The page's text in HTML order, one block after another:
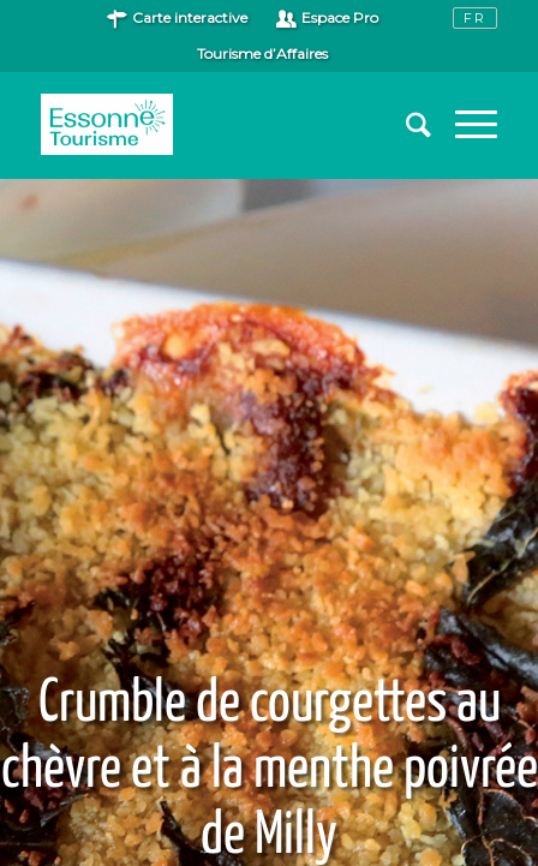
Carte interactive
Espace Pro
Tourisme d’Affaires
Crumble de courgettes au
chèvre et à la menthe poivrée
de Milly